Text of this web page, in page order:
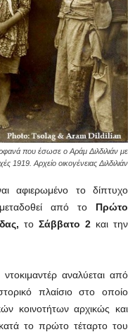
που έσωσε ο Αράμ Διλδιλιάν με
1919. Αρχείο οικογένειας Διλδιλιάν
αφιερωμένο το δίπτυχο
από το Πρώτο
το Σάββατο 2και την
αναλύεται από
πλαίσιο στο οποίο
κοινοτήτων αρχικώς και
το πρώτο τέταρτο του